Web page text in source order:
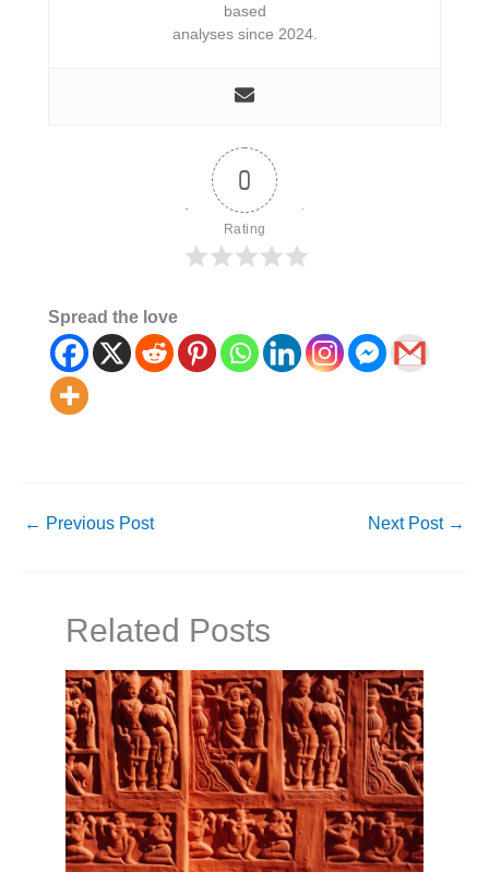
based
analyses since 2024.
0
Rating
Spread the love
← Previous Post Next Post →
Related Posts